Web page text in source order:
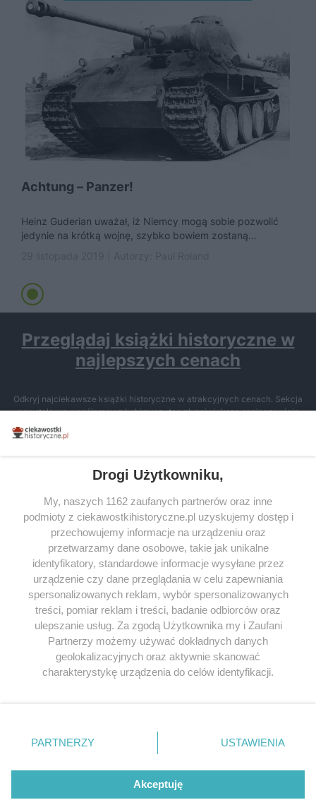
Achtung – Panzer!
Heinz Guderian uważał, iż Niemcy mogą sobie pozwolić
jedynie na krótką wojnę, szybko bowiem zostaną
Przeglądaj książki historyczne w
najlepszych cenach
Odkryj najciekawsze książki historyczne w atrakcyjnych cenach. Sekcja
powstała we współpracy z Lubimyczytac.pl, największą społecznością
miłośników literatury w Polsce – dzięki temu możesz wybierać spośród
tytułów najwyżej ocenianych przez czytelników.
SERWIS
SPOŁECZNOŚĆ
WSPÓŁPRACA
KONTAKT
ODWIEDŹ RÓWNIEŻ:
Drogi Użytkowniku,
My, naszych 1162 zaufanych partnerów oraz inne
podmioty z ciekawostkihistoryczne.pl uzyskujemy dostęp i
przechowujemy informacje na urządzeniu oraz
przetwarzamy dane osobowe, takie jak unikalne
identyfikatory, standardowe informacje wysyłane przez
urządzenie czy dane przeglądania w celu zapewniania
spersonalizowanych reklam, wybór spersonalizowanych
treści, pomiar reklam i treści, badanie odbiorców oraz
ulepszanie usług. Za zgodą Użytkownika my i Zaufani
Partnerzy możemy używać dokładnych danych
geolokalizacyjnych oraz aktywnie skanować
charakterystykę urządzenia do celów identyfikacji.
zmienić/wycofać klikając przycisk ustawień prywatności
znajdujący się w lewym dolnym rogu strony
. Niektóre
użytkownika, ale masz prawo sprzeciwić się takiemu
przetwarzaniu. Preferencje będą miały zastosowania tylko
PARTNERZY USTAWIENIA
Akceptuję